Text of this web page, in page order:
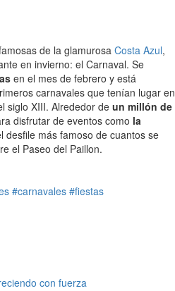
de la glamurosaCosta Azul,
en invierno: el Carnaval. Se
en el mes de febrero y está
carnavales que tenían lugar en
siglo XIII. Alrededor de un millón de
disfrutar de eventos como la
desfile más famoso de cuantos se
el Paseo del Paillon.
#carnavales #fiestas
con fuerza